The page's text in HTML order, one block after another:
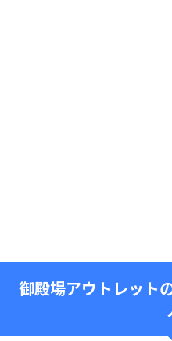
御殿場アウトレット